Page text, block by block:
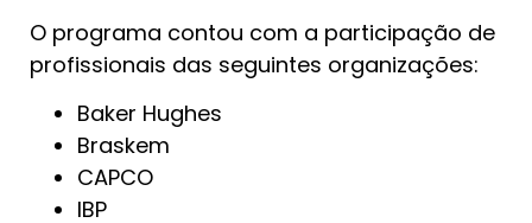
O programa contou com a participação de
profissionais das seguintes organizações:
Baker Hughes
Braskem
CAPCO
IBP